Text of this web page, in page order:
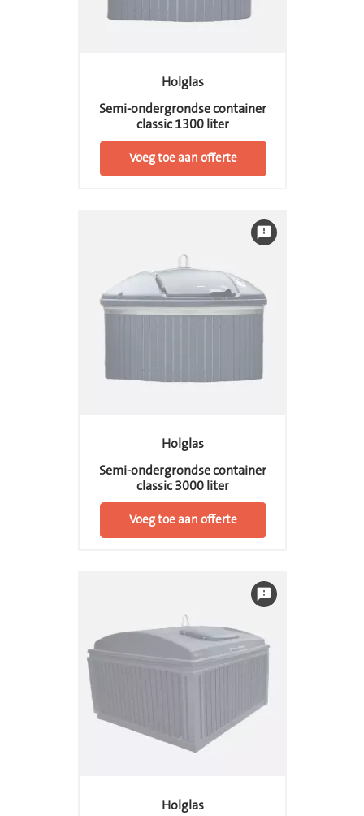
Holglas
Semi-ondergrondse container
classic 1300 liter
Voeg toe aan offerte
feedback
Holglas
Semi-ondergrondse container
classic 3000 liter
Voeg toe aan offerte
feedback
Holglas